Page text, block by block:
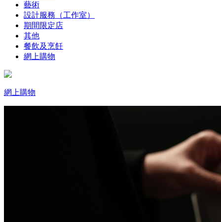
藝術
設計服務（工作室）
期間限定店
其他
餐飲及烹飪
網上購物
網上購物